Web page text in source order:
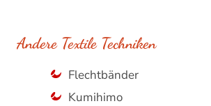
Andere Textile Techniken
Flechtbänder
Kumihimo